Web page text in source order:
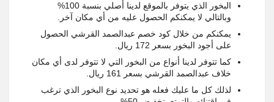
البخور الذي يتوفر بالموقع لدينا أصلي بنسبة 100%
وبالتالي لا يمكنكم الحصول عليه من أي مكان آخر.
يمكنكم من خلال كود خصم عبدالصمد القرشي الحصول
على أجود البخور بسعر 172 ريال.
كما تتوفر لدينا أنواع من البخور التي لا تتوفر لدى أي مكان
خلاف عبدالصمد القرشي بسعر 161 ريال.
لذلك كل ما عليك فعله هو تحديد نوع البخور الذي ترغب